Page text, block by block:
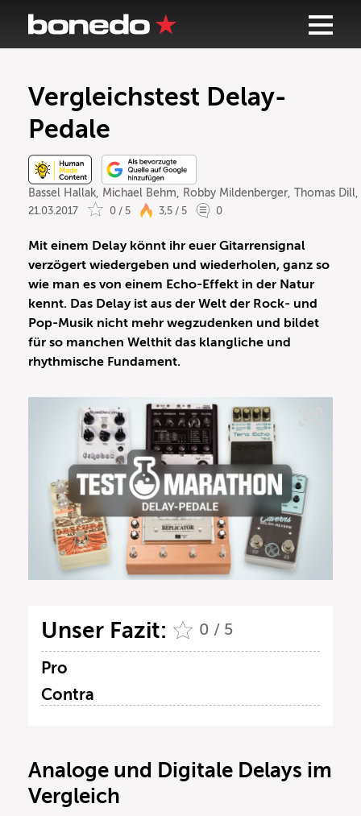
Vergleichstest Delay-
Pedale
Bassel Hallak, Michael Behm, Robby Mildenberger, Thomas Dill,
21.03.2017
0 / 5 3,5 / 5 0
Mit einem Delay könnt ihr euer Gitarrensignal
verzögert wiedergeben und wiederholen, ganz so
wie man es von einem Echo-Effekt in der Natur
kennt. Das Delay ist aus der Welt der Rock- und
Pop-Musik nicht mehr wegzudenken und bildet
für so manchen Welthit das klangliche und
rhythmische Fundament.
Unser Fazit: 0 / 5
Pro
Contra
Analoge und Digitale Delays im
Vergleich